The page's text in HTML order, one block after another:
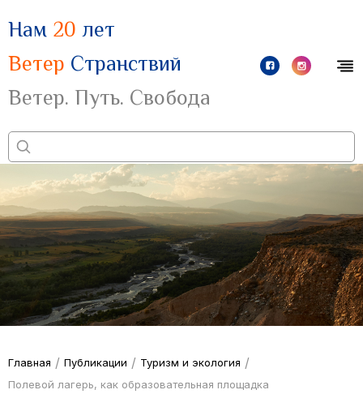
Нам 20 лет
Ветер Странствий
Ветер. Путь. Свобода
Главная / Публикации / Туризм и экология /
Полевой лагерь, как образовательная площадка